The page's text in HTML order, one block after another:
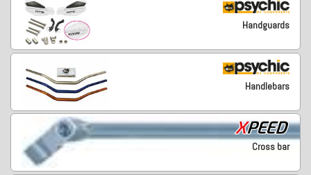
Handguards
Handlebars
Cross bar